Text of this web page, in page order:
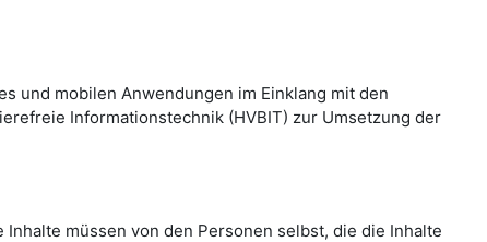
und mobilen Anwendungen im Einklang mit den
Informationstechnik (HVBIT) zur Umsetzung der
müssen von den Personen selbst, die die Inhalte